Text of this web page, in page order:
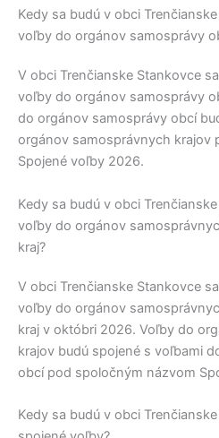
Kedy sa budú v obci
voľby do orgánov samosprávy
V obci Trenčianske Stankovce
voľby do orgánov samosprávy
do orgánov samosprávy obcí
orgánov samosprávnych krajov
Spojené voľby 2026.
Kedy sa budú v obci
voľby do orgánov
kraj?
V obci Trenčianske Stankovce
voľby do orgánov
kraj v októbri 2026. Voľby do
krajov budú spojené s voľbami
obcí pod spoločným názvom
Kedy sa budú v obci